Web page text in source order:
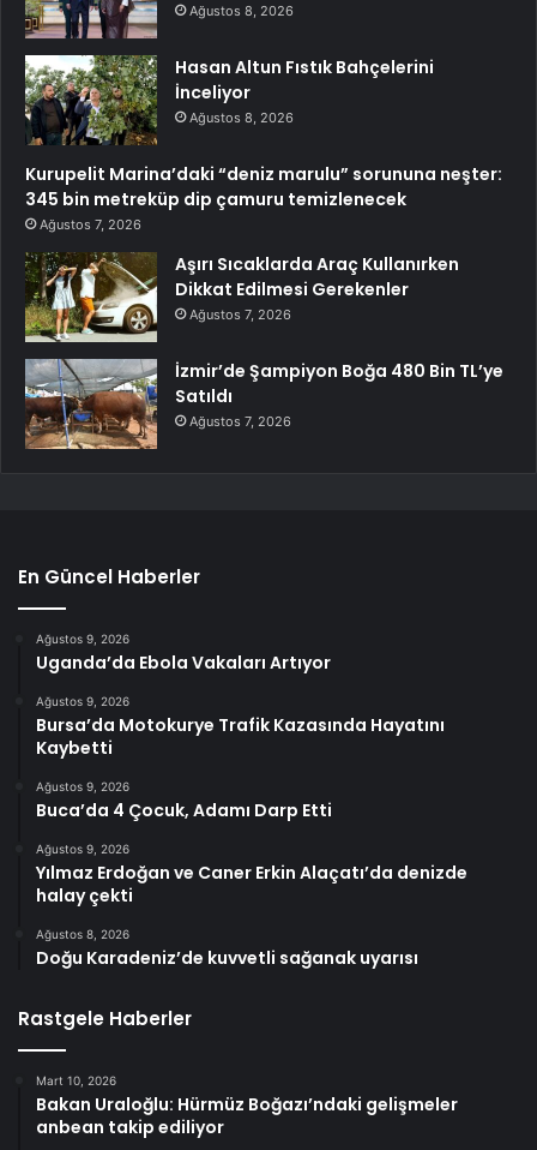
Ağustos 8, 2026
Hasan Altun Fıstık Bahçelerini
İnceliyor
Ağustos 8, 2026
Kurupelit Marina’daki “deniz marulu” sorununa neşter:
345 bin metreküp dip çamuru temizlenecek
Ağustos 7, 2026
Aşırı Sıcaklarda Araç Kullanırken
Dikkat Edilmesi Gerekenler
Ağustos 7, 2026
İzmir’de Şampiyon Boğa 480 Bin TL’ye
Satıldı
Ağustos 7, 2026
En Güncel Haberler
Ağustos 9, 2026
Uganda’da Ebola Vakaları Artıyor
Ağustos 9, 2026
Bursa’da Motokurye Trafik Kazasında Hayatını
Kaybetti
Ağustos 9, 2026
Buca’da 4 Çocuk, Adamı Darp Etti
Ağustos 9, 2026
Yılmaz Erdoğan ve Caner Erkin Alaçatı’da denizde
halay çekti
Ağustos 8, 2026
Doğu Karadeniz’de kuvvetli sağanak uyarısı
Rastgele Haberler
Mart 10, 2026
Bakan Uraloğlu: Hürmüz Boğazı’ndaki gelişmeler
anbean takip ediliyor